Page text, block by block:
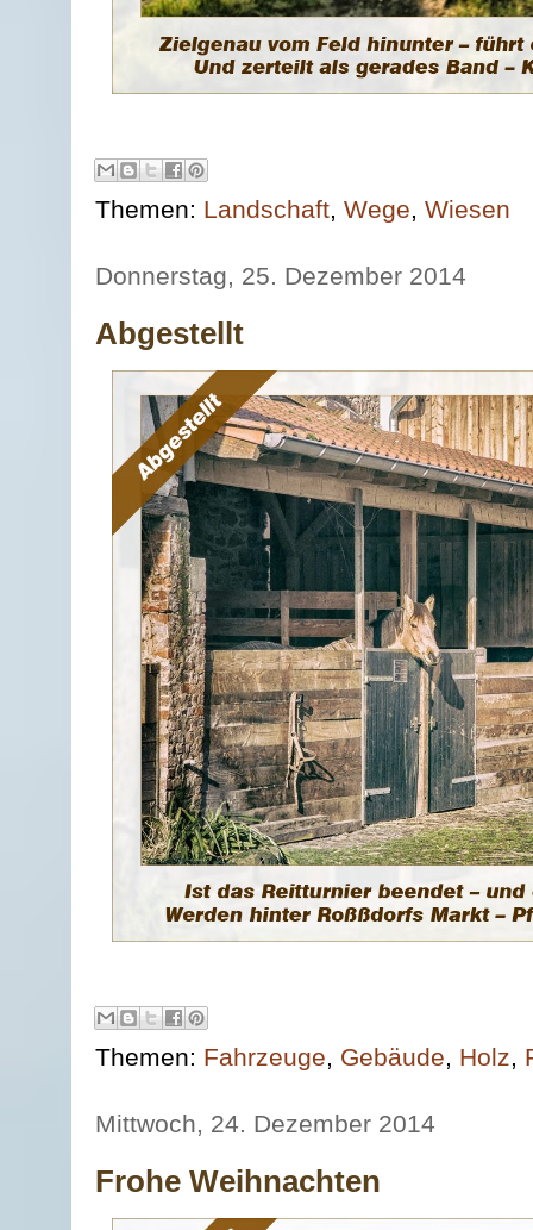
Themen: Landschaft, Wege, Wiesen
Donnerstag, 25. Dezember 2014
Abgestellt
Themen: Fahrzeuge, Gebäude, Holz,
Mittwoch, 24. Dezember 2014
Frohe Weihnachten